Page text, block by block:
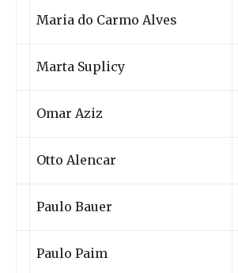
Maria do Carmo Alves
Marta Suplicy
Omar Aziz
Otto Alencar
Paulo Bauer
Paulo Paim